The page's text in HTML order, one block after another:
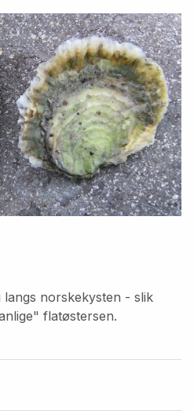
norskekysten - slik
flatøstersen.